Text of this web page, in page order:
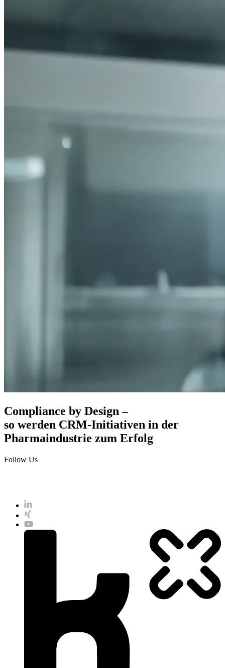
Compliance by Design –
so werden CRM-Initiativen in der
Pharmaindustrie zum Erfolg
Follow Us